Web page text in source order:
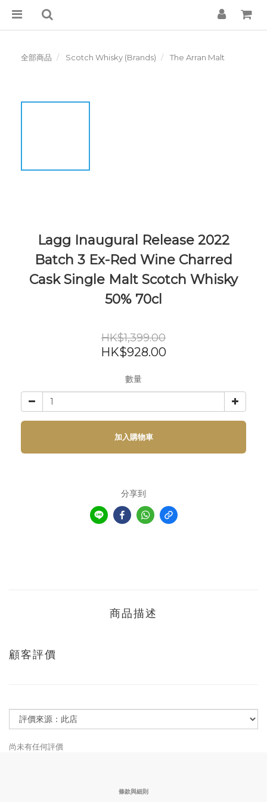
全部商品 Scotch Whisky (Brands) The Arran Malt
Lagg Inaugural Release 2022
Batch 3 Ex-Red Wine Charred
Cask Single Malt Scotch Whisky
50% 70cl
HK$1,399.00
HK$928.00
數量
加入購物車
分享到
商品描述
顧客評價
尚未有任何評價
條款與細則